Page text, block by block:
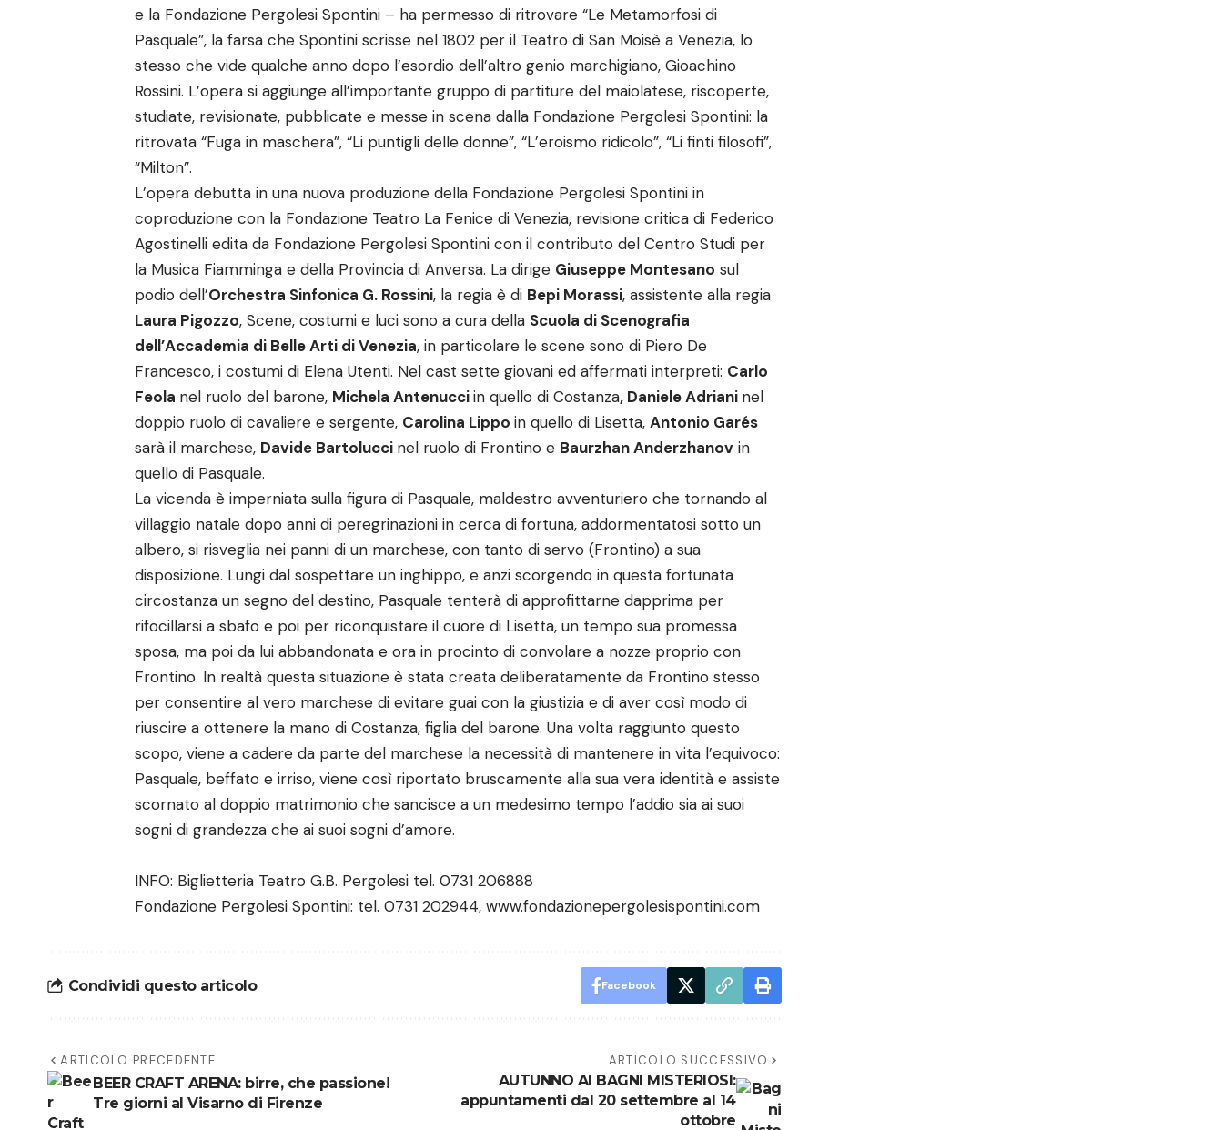
e la Fondazione Pergolesi Spontini – ha permesso di ritrovare “Le Metamorfosi di
Pasquale”, la farsa che Spontini scrisse nel 1802 per il Teatro di San Moisè a Venezia, lo
stesso che vide qualche anno dopo l’esordio dell’altro genio marchigiano, Gioachino
Rossini. L’opera si aggiunge all’importante gruppo di partiture del maiolatese, riscoperte,
studiate, revisionate, pubblicate e messe in scena dalla Fondazione Pergolesi Spontini: la
ritrovata “Fuga in maschera”, “Li puntigli delle donne”, “L’eroismo ridicolo”, “Li finti filosofi”,
“Milton”.
L’opera debutta in una nuova produzione della Fondazione Pergolesi Spontini in
coproduzione con la Fondazione Teatro La Fenice di Venezia, revisione critica di Federico
Agostinelli edita da Fondazione Pergolesi Spontini con il contributo del Centro Studi per
la Musica Fiamminga e della Provincia di Anversa. La dirige Giuseppe Montesano sul
podio dell’Orchestra Sinfonica G. Rossini, la regia è di Bepi Morassi, assistente alla regia
Laura Pigozzo, Scene, costumi e luci sono a cura della Scuola di Scenografia
dell’Accademia di Belle Arti di Venezia, in particolare le scene sono di Piero De
Francesco, i costumi di Elena Utenti. Nel cast sette giovani ed affermati interpreti: Carlo
Feola nel ruolo del barone, Michela Antenucciin quello di Costanza, Daniele Adriani nel
doppio ruolo di cavaliere e sergente, Carolina Lippo in quello di Lisetta, Antonio Garés
sarà il marchese, Davide Bartolucci nel ruolo di Frontino e Baurzhan Anderzhanov in
quello di Pasquale.
La vicenda è imperniata sulla figura di Pasquale, maldestro avventuriero che tornando al
villaggio natale dopo anni di peregrinazioni in cerca di fortuna, addormentatosi sotto un
albero, si risveglia nei panni di un marchese, con tanto di servo (Frontino) a sua
disposizione. Lungi dal sospettare un inghippo, e anzi scorgendo in questa fortunata
circostanza un segno del destino, Pasquale tenterà di approfittarne dapprima per
rifocillarsi a sbafo e poi per riconquistare il cuore di Lisetta, un tempo sua promessa
sposa, ma poi da lui abbandonata e ora in procinto di convolare a nozze proprio con
Frontino. In realtà questa situazione è stata creata deliberatamente da Frontino stesso
per consentire al vero marchese di evitare guai con la giustizia e di aver così modo di
riuscire a ottenere la mano di Costanza, figlia del barone. Una volta raggiunto questo
scopo, viene a cadere da parte del marchese la necessità di mantenere in vita l’equivoco:
Pasquale, beffato e irriso, viene così riportato bruscamente alla sua vera identità e assiste
scornato al doppio matrimonio che sancisce a un medesimo tempo l’addio sia ai suoi
sogni di grandezza che ai suoi sogni d’amore.
INFO: Biglietteria Teatro G.B. Pergolesi tel. 0731 206888
Fondazione Pergolesi Spontini: tel. 0731 202944, www.fondazionepergolesispontini.com
Condividi questo articolo Facebook
ARTICOLO PRECEDENTE
BEER CRAFT ARENA: birre, che passione!
Tre giorni al Visarno di Firenze
ARTICOLO SUCCESSIVO
AUTUNNO AI BAGNI MISTERIOSI:
appuntamenti dal 20 settembre al 14
ottobre